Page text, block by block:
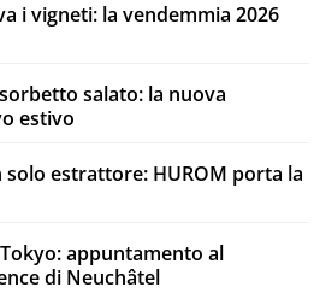
i vigneti: la vendemmia 2026
salato: la nuova
estivo
estrattore: HUROM porta la
appuntamento al
di Neuchâtel